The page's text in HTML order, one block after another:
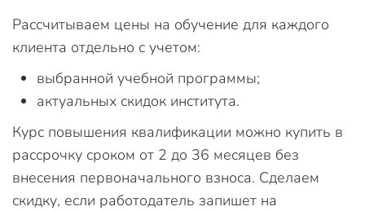
Рассчитываем цены на обучение для каждого
клиента отдельно с учетом:
выбранной учебной программы;
актуальных скидок института.
Курс повышения квалификации можно купить в
рассрочку сроком от 2 до 36 месяцев без
внесения первоначального взноса. Сделаем
скидку, если работодатель запишет на